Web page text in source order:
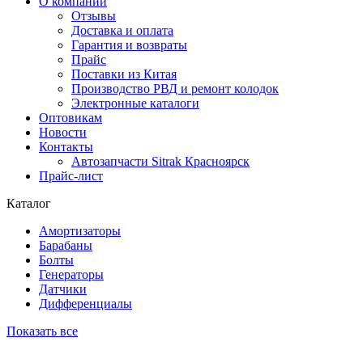
Отзывы
Доставка и оплата
Гарантия и возвраты
Прайс
Поставки из Китая
Производство РВД и ремонт колодок
Электронные каталоги
Оптовикам
Новости
Контакты
Автозапчасти Sitrak Красноярск
Прайс-лист
Каталог
Амортизаторы
Барабаны
Болты
Генераторы
Датчики
Дифференциалы
Показать все